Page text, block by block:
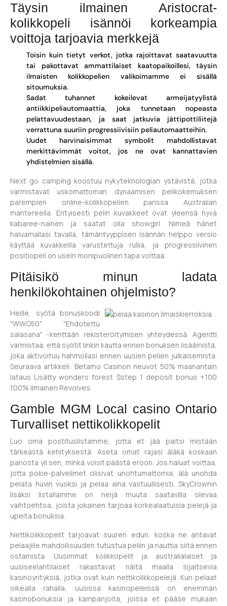
Täysin ilmainen Aristocrat-
kolikkopeli isännöi korkeampia
voittoja tarjoavia merkkejä
Toisin kuin tietyt verkot, jotka rajoittavat saatavuutta
tai pakottavat ammattilaiset kaatopaikoillesi, täysin
ilmaisten kolikkopelien valikoimamme ei sisällä
sitoumuksia.
Sadat tuhannet kokeilevat armeijatyylistä
antiikkipeliautomaattia, joka tunnetaan nopeasta
pelattavuudestaan, ja saat jatkuvia jättipottiliitejä
verrattuna suuriin progressiivisiin peliautomaatteihin.
Uudet harvinaisimmat symbolit mahdollistavat
merkittävimmät voitot, jos ne ovat kannattavien
yhdistelmien sisällä.
Next go camping koostuu nykyteknologian ystävistä, jotka
varmistavat uskomattoman dynaamisen pelikokemuksen
parempien online-kolikkopelien parissa Australian
mantereella. Erityisesti pelin kuvakkeet ovat yleensä hyvä
kabaree-nainen ja saatat olla showgirl. Nimeä hänet
haluamallasi tavalla, tämäntyyppisen isännän helppo versio
käyttää kuvakkeilla varustettuja rullia, ja progressiivinen
positiopeli on usein monipuolinen tapa voittaa.
Pitäisikö minun ladata
henkilökohtainen ohjelmisto?
Heille, syötä bonuskoodi
"WWG50" "Ehdotettu
salasana" -kenttään rekisteröitymisen yhteydessä. Agentti
varmistaa, että syötit linkin kautta ennen bonuksen lisäämistä,
joka aktivoituu hahmollasi ennen uusien pelien julkaisemista.
Seuraava artikkeli: Betamo Casinon neuvot 50% maanantain
lataus Lisätty wonders forest $step 1 deposit bonus +100
100% ilmainen Revolves
Gamble MGM Local casino Ontario
Turvalliset nettikolikkopelit
Luo oma postituslistamme, jotta et jää paitsi mistään
tärkeästä kehityksestä. Aseta omat rajasi äläkä koskaan
panosta yli sen, minkä voisit päästä eroon. Jos haluat voittaa,
jotta pokie-palvelimet olisivat unohtumattomia, älä unohda
pelata huvin vuoksi ja pelaa aina vastuullisesti. SkyCrownin
lisäksi listallamme on neljä muuta saatavilla olevaa
vaihtoehtoa, joista jokainen tarjoaa korkealaatuisia pelejä ja
upeita bonuksia.
Nettikolikkopelit tarjoavat suuren edun, koska ne antavat
pelaajille mahdollisuuden tutustua peliin ja nauttia siitä ennen
ostamista. Uusimmat kolikkopelit ja australialaiset ja
uusiseelantilaiset rakastavat näitä maalla sijaitsevia
kasinoyrityksiä, jotka ovat kuin nettikolikkopelejä. Kun pelaat
oikealla rahalla, uusissa kasinopeleissä on enemmän
kasinobonuksia ja kampanjoita, joissa et pääse mukaan